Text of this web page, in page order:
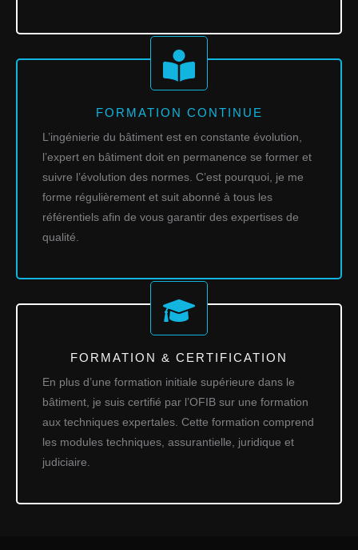
FORMATION CONTINUE
L’ingénierie du bâtiment est en constante évolution,
l’expert en bâtiment doit en permanence se former et
suivre l’évolution des normes. C’est pourquoi, je me
forme régulièrement et suit abonné à tous les
référentiels afin de vous garantir des expertises de
qualité.
FORMATION & CERTIFICATION
En plus d’une formation initiale supérieure dans le
bâtiment, je suis certifié par l’OFIB sur une formation
aux techniques expertales. Cette formation comprend
les modules techniques, assurantielle, juridique et
judiciaire.